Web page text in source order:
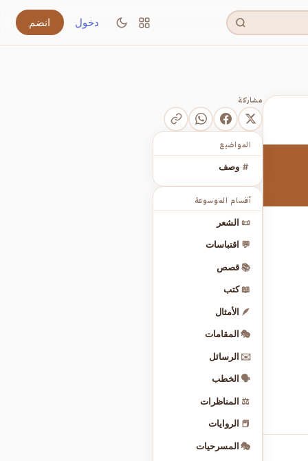
دخول انضم
مشاركة
المواضيع
# وصف
أقسام الموسوعة
📜 الشعر
💬 اقتباسات
📚 قصص
📖 كتب
🪶 الأمثال
🎭 المقامات
✉️ الرسائل
🗣️ الخطب
⚖️ المناظرات
📕 الروايات
🎭 المسرحيات